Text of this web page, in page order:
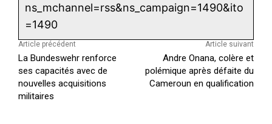
ns_mchannel=rss&ns_campaign=1490&ito
=1490
Article précédent
La Bundeswehr renforce
ses capacités avec de
nouvelles acquisitions
militaires
Article suivant
Andre Onana, colère et
polémique après défaite du
Cameroun en qualification